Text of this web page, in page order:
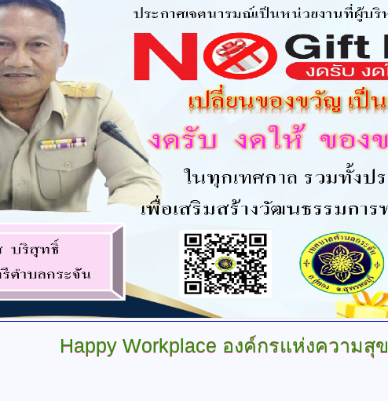
Happy Workplace องค์กรแห่งความสุข